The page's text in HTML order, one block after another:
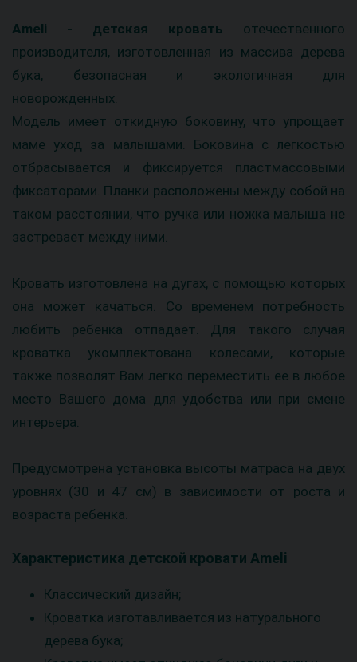
Ameli - детская кровать отечественного
производителя, изготовленная из массива дерева
бука, безопасная и экологичная для
новорожденных.
Модель имеет откидную боковину, что упрощает
маме уход за малышами. Боковина с легкостью
отбрасывается и фиксируется пластмассовыми
фиксаторами. Планки расположены между собой на
таком расстоянии, что ручка или ножка малыша не
застревает между ними.
Кровать изготовлена ​​на дугах, с помощью которых
она может качаться. Со временем потребность
любить ребенка отпадает. Для такого случая
кроватка укомплектована колесами, которые
также позволят Вам легко переместить ее в любое
место Вашего дома для удобства или при смене
интерьера.
Предусмотрена установка высоты матраса на двух
уровнях (30 и 47 см) в зависимости от роста и
возраста ребенка.
Характеристика детской кровати Ameli
Классический дизайн;
Кроватка изготавливается из натурального
дерева бука;